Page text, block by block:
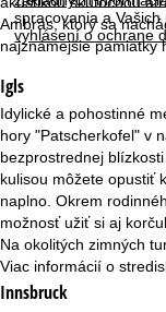
spracovania a
vyhlásení o ochrane
n
a
Ambras, ktorý sa
najznámejšie pamiatky
Igls
Idylické a pohostinné
hory "Patscherkofel" v
bezprostrednej
kulisou môžete opustiť
naplno. Okrem
možnosť užiť si aj
Na okolitých zimných
Viac informácií o
Innsbruck